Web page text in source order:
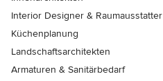
Interior Designer & Raumausstatter
Küchenplanung
Landschaftsarchitekten
Armaturen & Sanitärbedarf